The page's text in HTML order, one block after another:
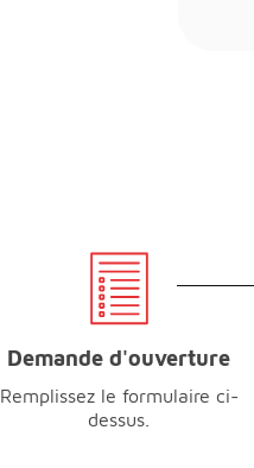
Demande d'ouverture
Remplissez le formulaire ci-
dessus.